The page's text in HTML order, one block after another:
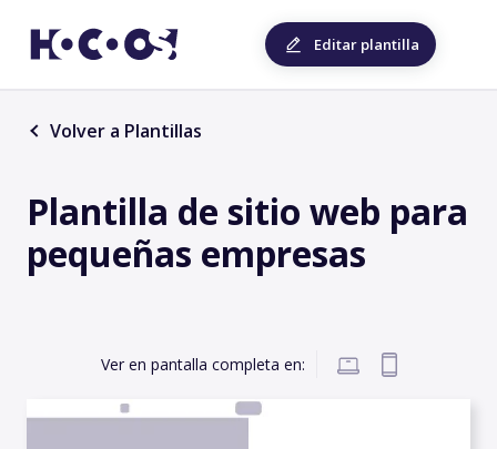
Editar plantilla
Volver a Plantillas
Plantilla de sitio web para
pequeñas empresas
Ver en pantalla completa en: